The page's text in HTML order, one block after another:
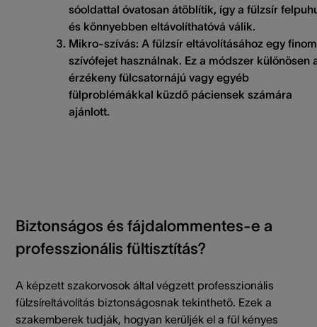
sóoldattal óvatosan átöblítik, így a fülzsír
és könnyebben eltávolíthatóvá válik.
Mikro-szívás: A fülzsír eltávolításához egy finom
szívófejet használnak. Ez a módszer különösen
érzékeny fülcsatornájú vagy egyéb
fülproblémákkal küzdő páciensek számára
ajánlott.
Biztonságos és fájdalommentes-e a
professzionális fültisztítás?
A képzett szakorvosok által végzett professzionális
fülzsíreltávolítás biztonságosnak tekinthető. Ezek a
szakemberek tudják, hogyan kerüljék el a fül kényes